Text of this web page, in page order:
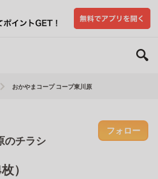
おかやまコープ コープ東川原
のチラシ
フォロー
）